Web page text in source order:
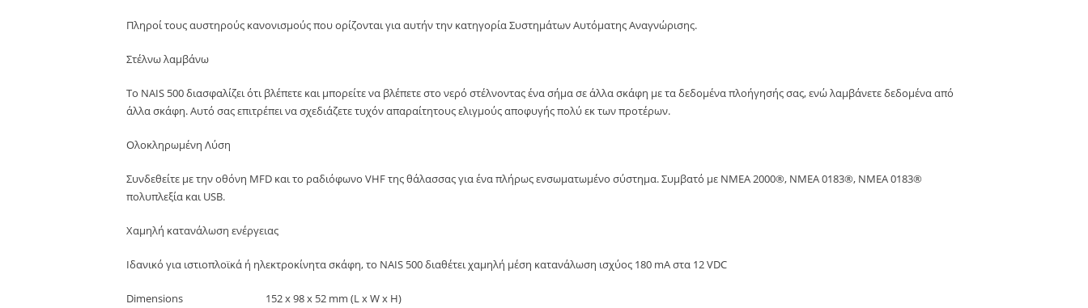
Πληροί τους αυστηρούς κανονισμούς που ορίζονται για αυτήν την κατηγορία Συστημάτων Αυτόματης Αναγνώρισης.
Στέλνω λαμβάνω
Το NAIS 500 διασφαλίζει ότι βλέπετε και μπορείτε να βλέπετε στο νερό στέλνοντας ένα σήμα σε άλλα σκάφη με τα δεδομένα πλοήγησής σας, ενώ λαμβάνετε δεδομένα από
άλλα σκάφη. Αυτό σας επιτρέπει να σχεδιάζετε τυχόν απαραίτητους ελιγμούς αποφυγής πολύ εκ των προτέρων.
Ολοκληρωμένη Λύση
Συνδεθείτε με την οθόνη MFD και το ραδιόφωνο VHF της θάλασσας για ένα πλήρως ενσωματωμένο σύστημα. Συμβατό με NMEA 2000®, NMEA 0183®, NMEA 0183®
πολυπλεξία και USB.
Χαμηλή κατανάλωση ενέργειας
Ιδανικό για ιστιοπλοϊκά ή ηλεκτροκίνητα σκάφη, το NAIS 500 διαθέτει χαμηλή μέση κατανάλωση ισχύος 180 mA στα 12 VDC
Dimensions
152 x 98 x 52 mm (L x W x H)